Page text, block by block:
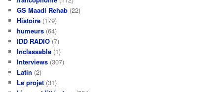
GS Maadi Rehab (22)
Histoire (179)
humeurs (64)
IDD RADIO (7)
Inclassable (1)
Interviews (307)
Latin (2)
Le projet (31)